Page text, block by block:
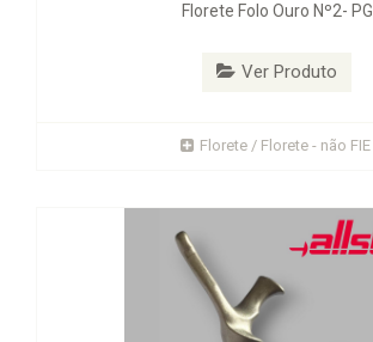
Florete Folo Ouro Nº2- PG
Ver Produto
Florete / Florete - não FIE